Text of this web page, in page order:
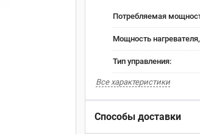
Потребляемая
Мощность
Тип управления:
Все характеристики
Способы доставки